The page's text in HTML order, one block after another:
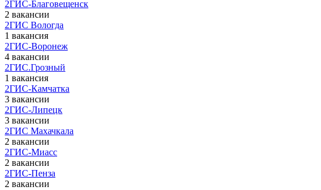
2ГИС-Благовещенск
2 вакансии
2ГИС Вологда
1 вакансия
2ГИС-Воронеж
4 вакансии
2ГИС.Грозный
1 вакансия
2ГИС-Камчатка
3 вакансии
2ГИС-Липецк
3 вакансии
2ГИС Махачкала
2 вакансии
2ГИС-Миасс
2 вакансии
2ГИС-Пенза
2 вакансии